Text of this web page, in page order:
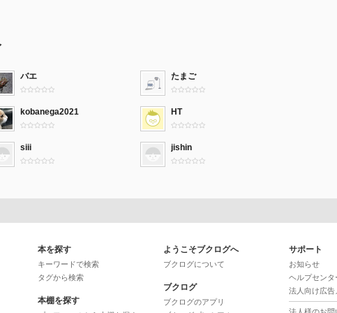
バエ たまご
kobanega2021 HT
siii jishin
本を探す
キーワードで検索
タグから検索
本棚を探す
ようこそブクログへ
ブクログについて
ブクログ
ブクログのアプリ
サポート
お知らせ
ヘルプセンタ
法人向け広告